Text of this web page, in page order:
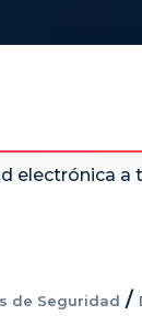
electrónica
de Seguridad /